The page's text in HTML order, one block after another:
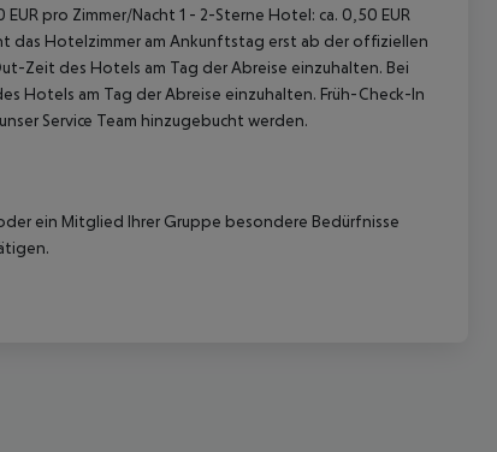
pro Zimmer/Nacht 1 - 2-Sterne Hotel: ca. 0,50 EUR
das Hotelzimmer am Ankunftstag erst ab der offiziellen
Zeit des Hotels am Tag der Abreise einzuhalten. Bei
Hotels am Tag der Abreise einzuhalten. Früh-Check-In
Service Team hinzugebucht werden.
ein Mitglied Ihrer Gruppe besondere Bedürfnisse